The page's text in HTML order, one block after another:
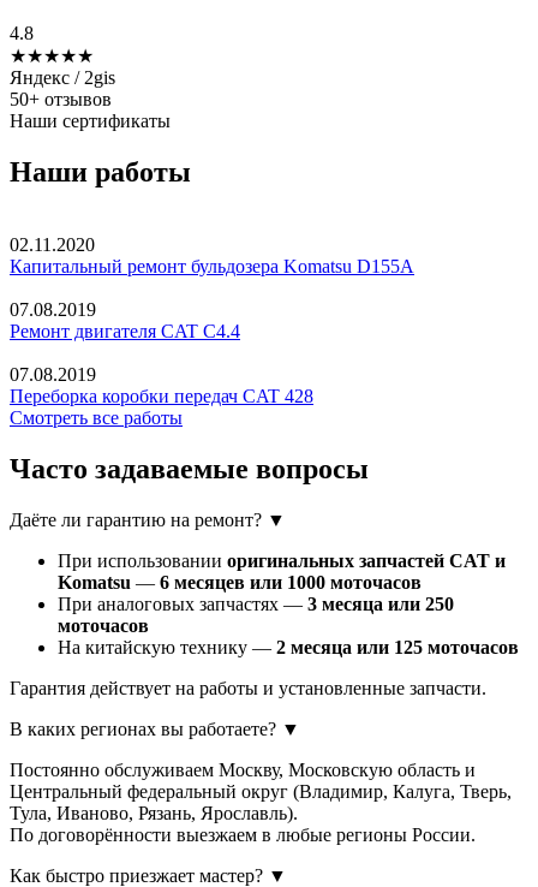
4.8
★★★★★
Яндекс / 2gis
50+ отзывов
Наши сертификаты
Наши работы
02.11.2020
Капитальный ремонт бульдозера Komatsu D155A
07.08.2019
Ремонт двигателя CAT C4.4
07.08.2019
Переборка коробки передач CAT 428
Смотреть все работы
Часто задаваемые вопросы
Даёте ли гарантию на ремонт? ▼
При использовании оригинальных запчастей CAT и
Komatsu — 6 месяцев или 1000 моточасов
При аналоговых запчастях — 3 месяца или 250
моточасов
На китайскую технику — 2 месяца или 125 моточасов
Гарантия действует на работы и установленные запчасти.
В каких регионах вы работаете? ▼
Постоянно обслуживаем Москву, Московскую область и
Центральный федеральный округ (Владимир, Калуга, Тверь,
Тула, Иваново, Рязань, Ярославль).
По договорённости выезжаем в любые регионы России.
Как быстро приезжает мастер? ▼